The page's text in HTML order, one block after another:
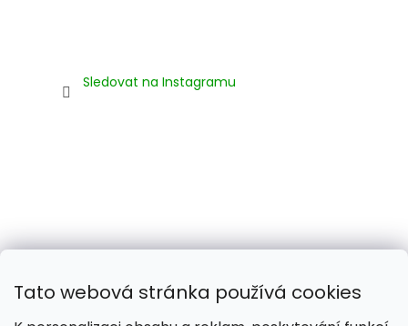
Tato webová stránka používá cookies
Sledovat na Instagramu